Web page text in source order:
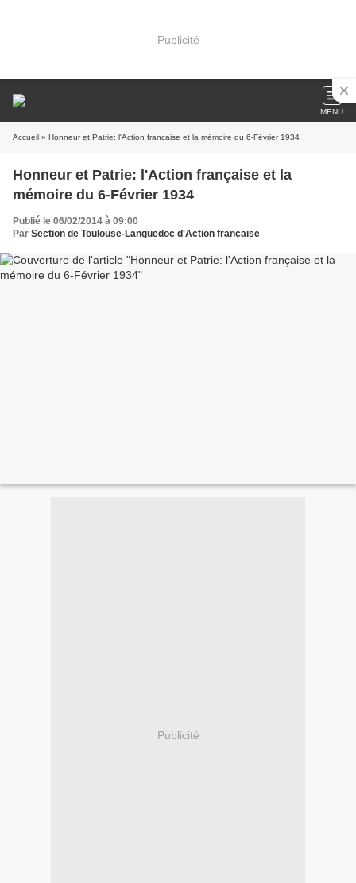
Publicité
MENU
Accueil » Honneur et Patrie: l'Action française et la mémoire du 6-Février 1934
Honneur et Patrie: l'Action française et la
mémoire du 6-Février 1934
Publié le 06/02/2014 à 09:00
Par Section de Toulouse-Languedoc d'Action française
Publicité